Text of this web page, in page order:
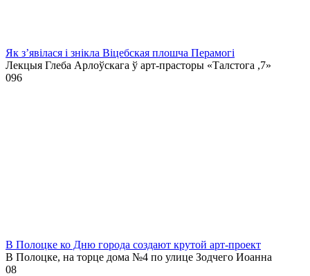
Як з’явілася і знікла Віцебская плошча Перамогі
Лекцыя Глеба Арлоўскага ў арт-прасторы «Талстога ,7»
096
В Полоцке ко Дню города создают крутой арт-проект
В Полоцке, на торце дома №4 по улице Зодчего Иоанна
08